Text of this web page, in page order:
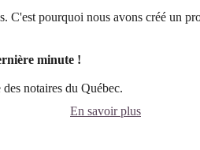
C'est pourquoi nous avons créé un
minute !
notaires du Québec.
En savoir plus